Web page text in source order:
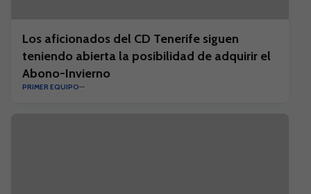
Los aficionados del CD Tenerife siguen
teniendo abierta la posibilidad de adquirir el
Abono-Invierno
PRIMER EQUIPO